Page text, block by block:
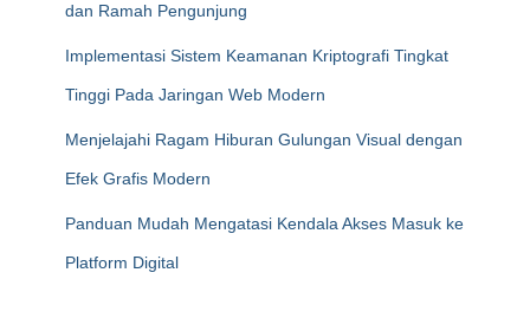
dan Ramah Pengunjung
Implementasi Sistem Keamanan Kriptografi Tingkat
Tinggi Pada Jaringan Web Modern
Menjelajahi Ragam Hiburan Gulungan Visual dengan
Efek Grafis Modern
Panduan Mudah Mengatasi Kendala Akses Masuk ke
Platform Digital